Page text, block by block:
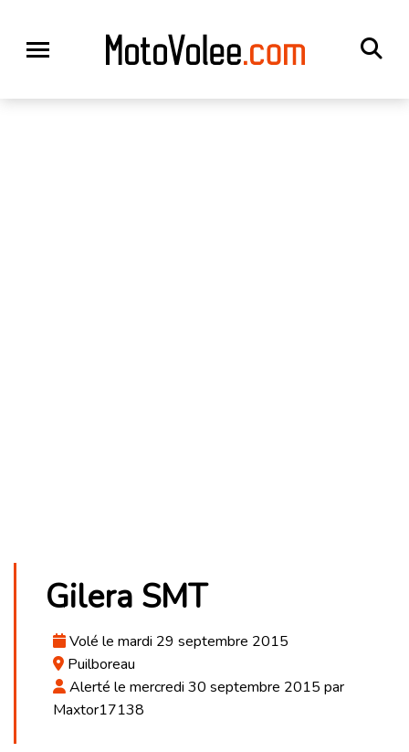
Gilera SMT
Volé le mardi 29 septembre 2015
Puilboreau
Alerté le mercredi 30 septembre 2015 par
Maxtor17138